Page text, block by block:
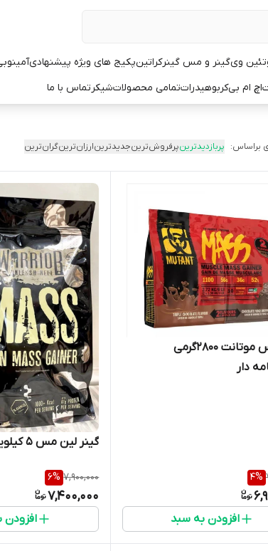
ویگینر و مس گینرکراتینپکیج های ویژه پیشنهادیآمینو
اچ ام بیکربوهیدراتتمامی محصولاتشیکرتماس با ما
براساس: پربازدیدترینپرفروش‌ترینجدیدترینارزان‌ترینگران‌ترین
گینر مس موتانت ۲۸۰۰گرمی
دار
4%
افزودن به سبد
گینر لین مس ۵ کیلویی واریور
7,900,000
6%
7,400,000